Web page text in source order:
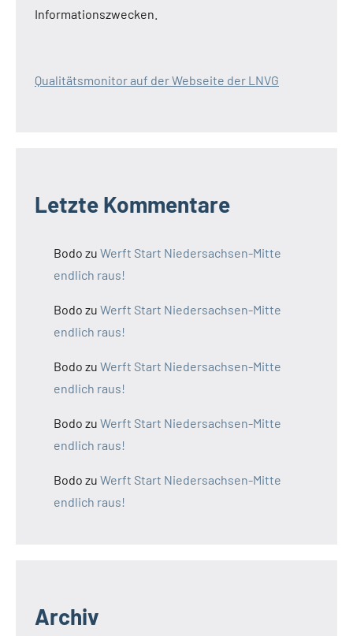
Informationszwecken.
Qualitätsmonitor auf der Webseite der LNVG
Letzte Kommentare
Bodo zu Werft Start Niedersachsen-Mitte
endlich raus!
Bodo zu Werft Start Niedersachsen-Mitte
endlich raus!
Bodo zu Werft Start Niedersachsen-Mitte
endlich raus!
Bodo zu Werft Start Niedersachsen-Mitte
endlich raus!
Bodo zu Werft Start Niedersachsen-Mitte
endlich raus!
Archiv